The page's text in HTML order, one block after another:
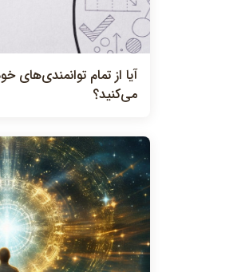
آيا از تمام توانمندي‌هاي
مي‌كنيد؟